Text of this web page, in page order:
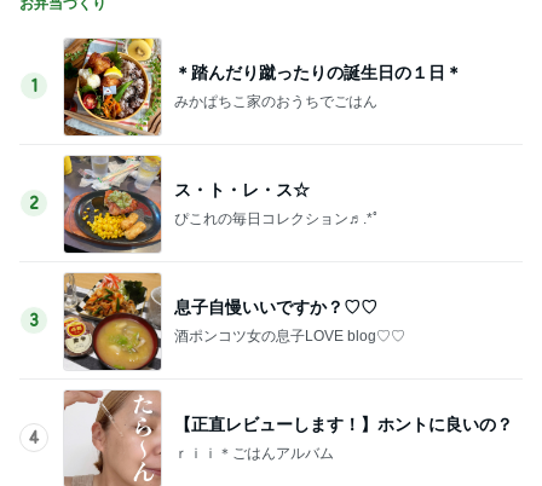
お弁当づくり
1
＊踏んだり蹴ったりの誕生日の１日＊
みかぱちこ家のおうちでごはん
2
ス・ト・レ・ス☆
ぴこれの毎日コレクション♬.*ﾟ
3
息子自慢いいですか？♡♡
酒ポンコツ女の息子LOVE blog♡♡
4
【正直レビューします！】ホントに良いの？
ｒｉｉ＊ごはんアルバム